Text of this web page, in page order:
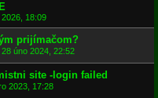
2026, 18:09
prijímačom?
28 úno 2024, 22:52
site -login failed
2023, 17:28